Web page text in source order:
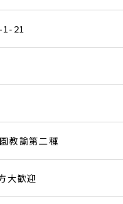
1-21
教諭第二種
大歓迎